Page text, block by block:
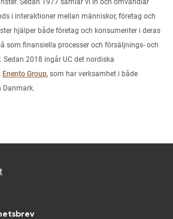
Sedan 1977 samlar vi in och omvandlar
i interaktioner mellan människor, företag och
hjälper både företag och konsumenter i deras
som finansiella processer och försäljnings- och
2018 ingår UC det nordiska
Enento Group, som har verksamhet i både
Danmark.